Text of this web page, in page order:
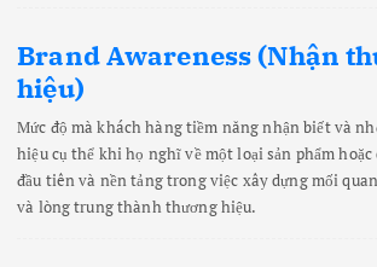
Brand Awareness (Nhận
hiệu)
Mức độ mà khách hàng tiềm năng nhận biết và
hiệu cụ thể khi họ nghĩ về một loại sản phẩm
đầu tiên và nền tảng trong việc xây dựng mối
và lòng trung thành thương hiệu.